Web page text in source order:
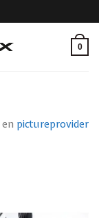
0
en pictureprovider